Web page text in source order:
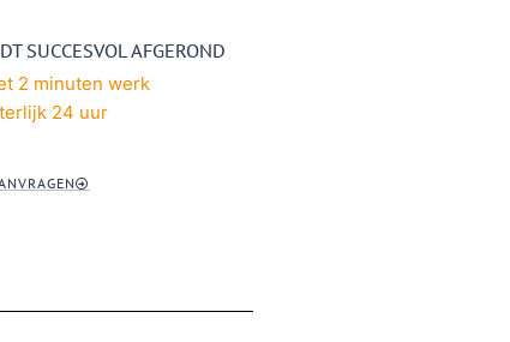
SUCCESVOL AFGEROND
2 minuten werk
24 uur